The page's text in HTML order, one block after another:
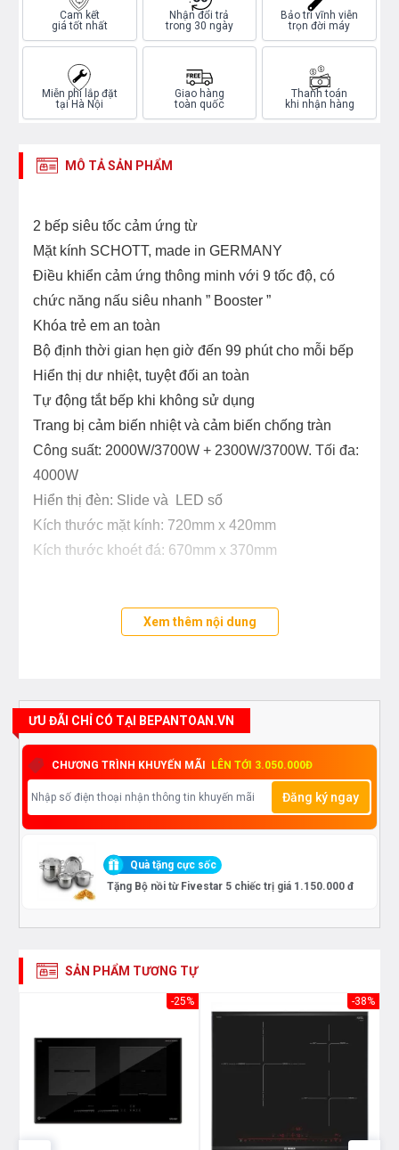
Cam kết
giá tốt nhất
Nhận đổi trả
trong 30 ngày
Bảo trì vĩnh viễn
trọn đời máy
Miễn phí lắp đặt
tại Hà Nội
Giao hàng
toàn quốc
Thanh toán
khi nhận hàng
MÔ TẢ SẢN PHẨM
2 bếp siêu tốc cảm ứng từ
Mặt kính SCHOTT, made in GERMANY
Điều khiển cảm ứng thông minh với 9 tốc độ, có
chức năng nấu siêu nhanh ” Booster ”
Khóa trẻ em an toàn
Bộ định thời gian hẹn giờ đến 99 phút cho mỗi bếp
Hiển thị dư nhiệt, tuyệt đối an toàn
Tự động tắt bếp khi không sử dụng
Trang bị cảm biến nhiệt và cảm biến chống tràn
Công suất: 2000W/3700W + 2300W/3700W. Tối đa:
4000W
Hiển thị đèn: Slide và LED số
Kích thước mặt kính: 720mm x 420mm
Kích thước khoét đá: 670mm x 370mm
Xem thêm nội dung
ƯU ĐÃI CHỈ CÓ TẠI BEPANTOAN.VN
CHƯƠNG TRÌNH KHUYẾN MÃI LÊN TỚI 3.050.000Đ
Đăng ký ngay
Quà tặng cực sốc
Tặng Bộ nồi từ Fivestar 5 chiếc trị giá 1.150.000 đ
SẢN PHẨM TƯƠNG TỰ
-25% -38%